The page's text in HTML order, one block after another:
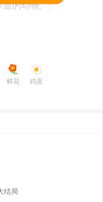
的动物。”
挣茶钱胡乱编排的，
”
挂不住。小青走过去
而阴冷的光泽，嫣红
了。”
鲜花 鸡蛋
结局